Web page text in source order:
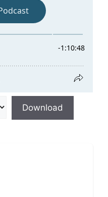
Download